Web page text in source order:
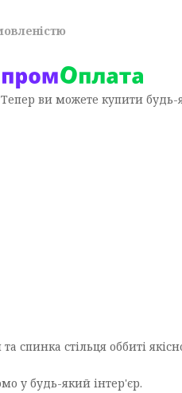
ви можете купити
спинка стільця оббиті
у будь-який інтер'єр.